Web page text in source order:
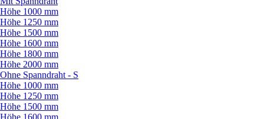
Höhe 1000 mm
Höhe 1250 mm
Höhe 1500 mm
Höhe 1600 mm
Höhe 1800 mm
Höhe 2000 mm
Ohne Spanndraht - S
Höhe 1000 mm
Höhe 1250 mm
Höhe 1500 mm
Höhe 1600 mm